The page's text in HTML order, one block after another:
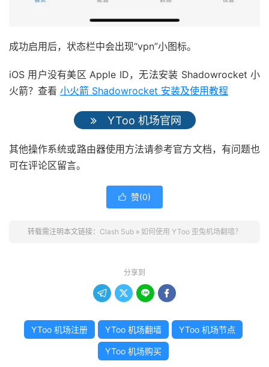
成功启用后，状态栏中会出现“vpn”小图标。
iOS 用户没有美区 Apple ID，无法安装 Shadowrocket 小
火箭？查看 小火箭 Shadowrocket 安装及使用教程
YToo 机场官网
其他操作系统或路由器使用方法请参考官方文档，有问题也
可在评论区留言。
 赞(0)
转载需注明本文链接： Clash Sub» 如何使用 YToo 歪兔机场翻墙？
分享到
   
YToo 机场注册 YToo 机场翻墙 YToo 机场节点
YToo 机场购买